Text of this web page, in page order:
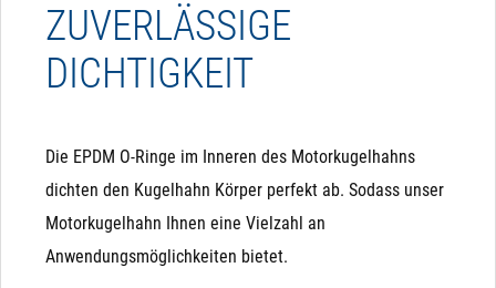
ZUVERLÄSSIGE
DICHTIGKEIT
Die EPDM O-Ringe im Inneren des Motorkugelhahns
dichten den Kugelhahn Körper perfekt ab. Sodass unser
Motorkugelhahn Ihnen eine Vielzahl an
Anwendungsmöglichkeiten bietet.